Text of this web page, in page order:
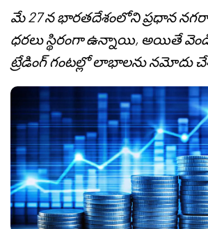
మే 27 న భారతదేశంలోని ప్రధాన
ధరలు స్థిరంగా ఉన్నాయి, అయితే
ట్రేడింగ్ గంటల్లో లాభాలను నమోదు